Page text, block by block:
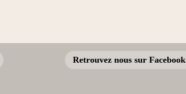
Retrouvez nous sur Facebook